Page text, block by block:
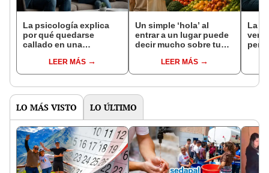
La psicología explica
por qué quedarse
callado en una
más inteligente que
hablar
LEER MÁS
Un simple ‘hola’ al
entrar a un lugar puede
decir mucho sobre tu
autoestima y la forma en
que te relacionas con
psicología
LEER MÁS
La
LO MÁS VISTO LO ÚLTIMO